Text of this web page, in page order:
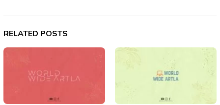
RELATED POSTS